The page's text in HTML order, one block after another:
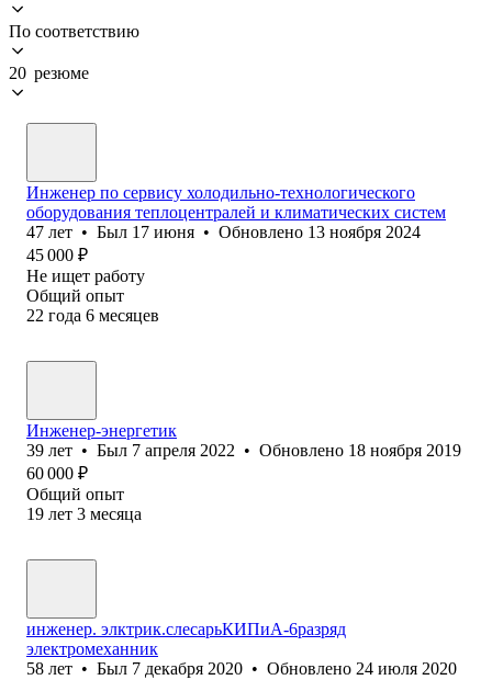
По соответствию
20 резюме
Инженер по сервису холодильно-технологического
оборудования теплоцентралей и климатических систем
47 лет • Был 17 июня • Обновлено 13 ноября 2024
45 000 ₽
Не ищет работу
Общий опыт
22 года 6 месяцев
Инженер-энергетик
39 лет • Был 7 апреля 2022 • Обновлено 18 ноября 2019
60 000 ₽
Общий опыт
19 лет 3 месяца
инженер. элктрик.слесарьКИПиА-6разряд
электромеханник
58 лет • Был 7 декабря 2020 • Обновлено 24 июля 2020